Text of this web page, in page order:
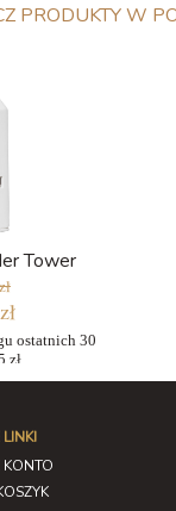
PRODUKTY W
Tower
ostatnich 30
zł